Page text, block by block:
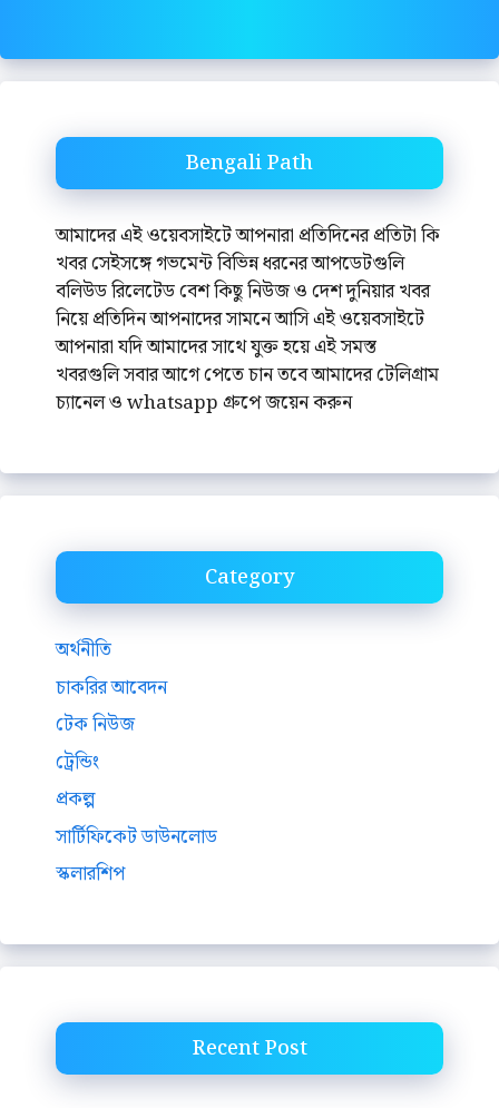
Bengali Path
আমাদের এই ওয়েবসাইটে আপনারা প্রতিদিনের প্রতিটা কি
খবর সেইসঙ্গে গভমেন্ট বিভিন্ন ধরনের আপডেটগুলি
বলিউড রিলেটেড বেশ কিছু নিউজ ও দেশ দুনিয়ার খবর
নিয়ে প্রতিদিন আপনাদের সামনে আসি এই ওয়েবসাইটে
আপনারা যদি আমাদের সাথে যুক্ত হয়ে এই সমস্ত
খবরগুলি সবার আগে পেতে চান তবে আমাদের টেলিগ্রাম
চ্যানেল ও whatsapp গ্রুপে জয়েন করুন
Category
অর্থনীতি
চাকরির আবেদন
টেক নিউজ
ট্রেন্ডিং
প্রকল্প
সার্টিফিকেট ডাউনলোড
স্কলারশিপ
Recent Post